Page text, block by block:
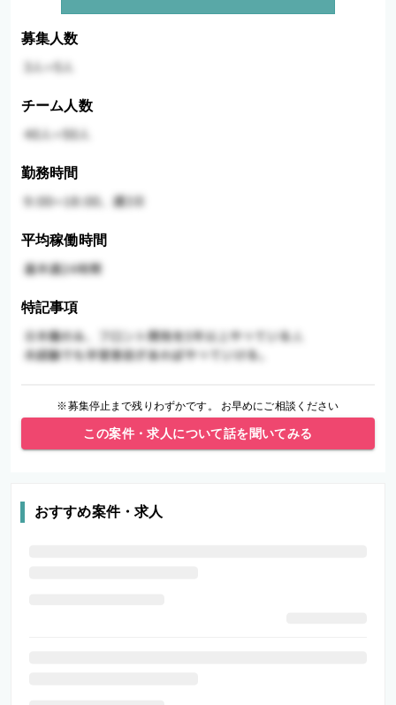
募集人数
チーム人数
勤務時間
平均稼働時間
特記事項
※募集停止まで残りわずかです。 お早めにご相談ください
この案件・求人について話を聞いてみる
おすすめ案件・求人